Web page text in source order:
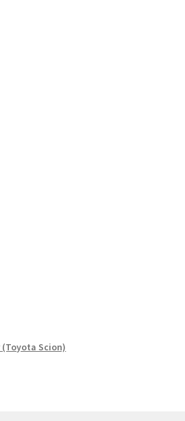
Scion)